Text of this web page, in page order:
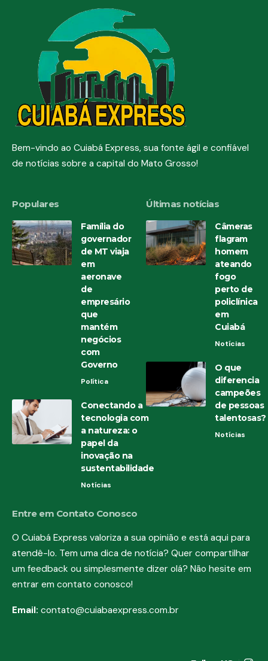
Bem-vindo ao Cuiabá Express, sua fonte ágil e confiável
de notícias sobre a capital do Mato Grosso!
Populares
Família do
governador
de MT viaja
em
aeronave
de
empresário
que
mantém
negócios
com
Governo
Política
Conectando a
tecnologia com
a natureza: o
papel da
inovação na
sustentabilidade
Notícias
Últimas notícias
Câmeras
flagram
homem
ateando
fogo
perto de
policlínica
em
Cuiabá
Notícias
O que
diferencia
campeões
de pessoas
talentosas?
Notícias
Entre em Contato Conosco
O Cuiabá Express valoriza a sua opinião e está aqui para
atendê-lo. Tem uma dica de notícia? Quer compartilhar
um feedback ou simplesmente dizer olá? Não hesite em
entrar em contato conosco!
Email: contato@cuiabaexpress.com.br